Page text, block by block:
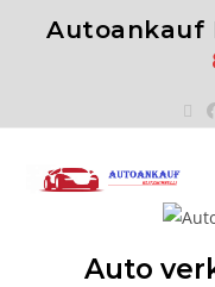
Autoankauf
Auto